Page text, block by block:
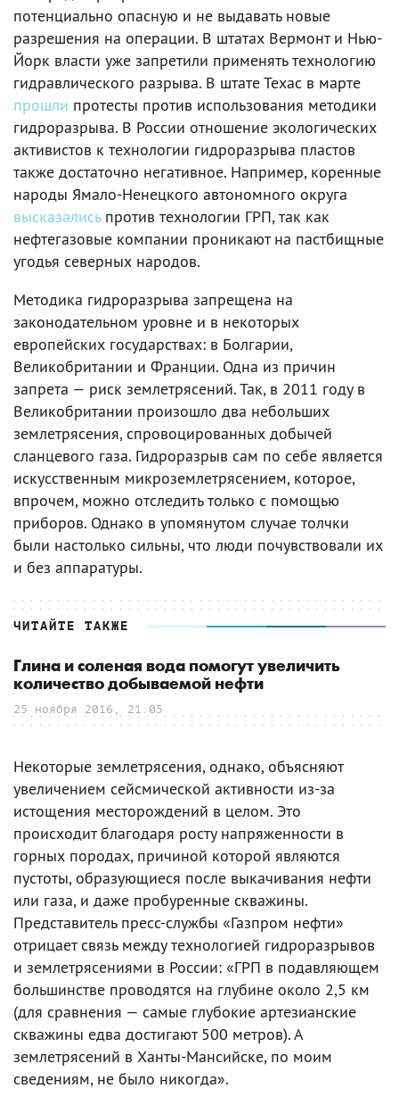
потенциально опасную и не выдавать новые
разрешения на операции. В штатах Вермонт и Нью-
Йорк власти уже запретили применять технологию
гидравлического разрыва. В штате Техас в марте
прошли протесты против использования методики
гидроразрыва. В России отношение экологических
активистов к технологии гидроразрыва пластов
также достаточно негативное. Например, коренные
народы Ямало-Ненецкого автономного округа
высказалисьпротив технологии ГРП, так как
нефтегазовые компании проникают на пастбищные
угодья северных народов.
Методика гидроразрыва запрещена на
законодательном уровне и в некоторых
европейских государствах: в Болгарии,
Великобритании и Франции. Одна из причин
запрета — риск землетрясений. Так, в 2011 году в
Великобритании произошло два небольших
землетрясения, спровоцированных добычей
сланцевого газа. Гидроразрыв сам по себе является
искусственным микроземлетрясением, которое,
впрочем, можно отследить только с помощью
приборов. Однако в упомянутом случае толчки
были настолько сильны, что люди почувствовали их
и без аппаратуры.
ЧИТАЙТЕ ТАКЖЕ
Глина и соленая вода помогут увеличить
количество добываемой нефти
25 ноября 2016, 21:05
Некоторые землетрясения, однако, объясняют
увеличением сейсмической активности из-за
истощения месторождений в целом. Это
происходит благодаря росту напряженности в
горных породах, причиной которой являются
пустоты, образующиеся после выкачивания нефти
или газа, и даже пробуренные скважины.
Представитель пресс-службы «Газпром нефти»
отрицает связь между технологией гидроразрывов
и землетрясениями в России: «ГРП в подавляющем
большинстве проводятся на глубине около 2,5 км
(для сравнения — самые глубокие артезианские
скважины едва достигают 500 метров). А
землетрясений в Ханты-Мансийске, по моим
сведениям, не было никогда».